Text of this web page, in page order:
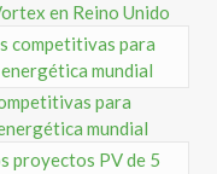
en Reino Unido
para
mundial